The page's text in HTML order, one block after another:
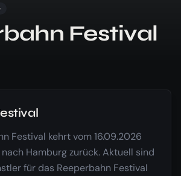
Festival
Festival kehrt vom 16.09.2026
Hamburg zurück. Aktuell sind
für das Reeperbahn Festival